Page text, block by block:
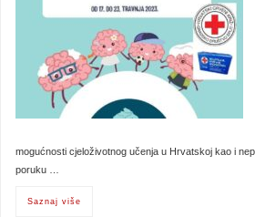
mogućnosti cjeloživotnog učenja u Hrvatskoj kao i
poruku …
Saznaj više